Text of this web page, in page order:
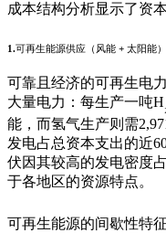
成本结构分析显示了资
1.可再生能源供应（风能 + 太阳能）
可靠且经济的可再生电
大量电力：每生产一吨H
能，而氢气生产则需
发电占总资本支出的近
伏因其较高的发电密度
于各地区的资源特点。
可再生能源的间歇性特